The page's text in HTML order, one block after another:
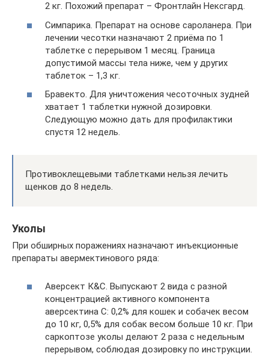
2 кг. Похожий препарат – Фронтлайн Нексгард.
Симпарика. Препарат на основе сароланера. При
лечении чесотки назначают 2 приёма по 1
таблетке с перерывом 1 месяц. Граница
допустимой массы тела ниже, чем у других
таблеток – 1,3 кг.
Бравекто. Для уничтожения чесоточных зудней
хватает 1 таблетки нужной дозировки.
Следующую можно дать для профилактики
спустя 12 недель.
Противоклещевыми таблетками нельзя лечить
щенков до 8 недель.
Уколы
При обширных поражениях назначают инъекционные
препараты авермектинового ряда:
Аверсект К&С. Выпускают 2 вида с разной
концентрацией активного компонента
аверсектина С: 0,2% для кошек и собачек весом
до 10 кг, 0,5% для собак весом больше 10 кг. При
саркоптозе уколы делают 2 раза с недельным
перерывом, соблюдая дозировку по инструкции.